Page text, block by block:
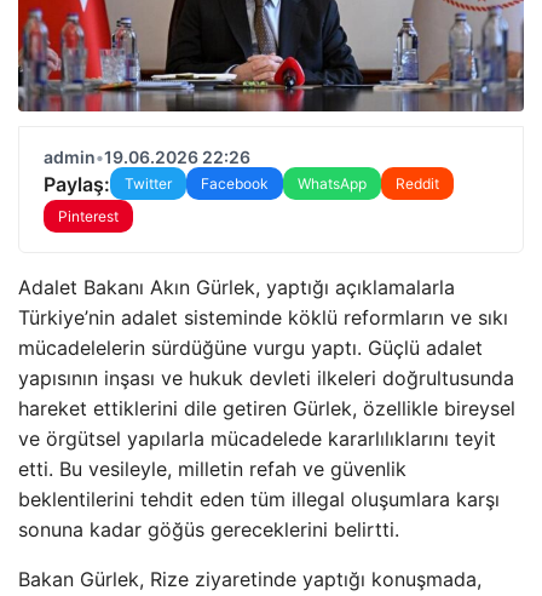
admin•19.06.2026 22:26
Paylaş: Twitter Facebook WhatsApp
Reddit
Pinterest
Adalet Bakanı Akın Gürlek, yaptığı açıklamalarla
Türkiye’nin adalet sisteminde köklü reformların ve sıkı
mücadelelerin sürdüğüne vurgu yaptı. Güçlü adalet
yapısının inşası ve hukuk devleti ilkeleri doğrultusunda
hareket ettiklerini dile getiren Gürlek, özellikle bireysel
ve örgütsel yapılarla mücadelede kararlılıklarını teyit
etti. Bu vesileyle, milletin refah ve güvenlik
beklentilerini tehdit eden tüm illegal oluşumlara karşı
sonuna kadar göğüs gereceklerini belirtti.
Bakan Gürlek, Rize ziyaretinde yaptığı konuşmada,